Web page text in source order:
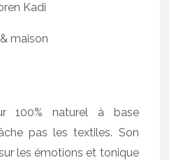
maison
100% naturel à base
pas les textiles. Son
les émotions et tonique